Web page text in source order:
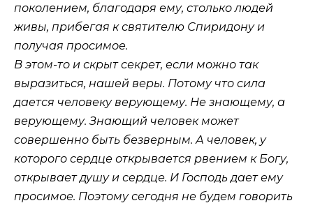
поколением, благодаря ему, столько людей
живы, прибегая к святителю Спиридону и
получая просимое.
В этом-то и скрыт секрет, если можно так
выразиться, нашей веры. Потому что сила
дается человеку верующему. Не знающему, а
верующему. Знающий человек может
совершенно быть безверным. А человек, у
которого сердце открывается рвением к Богу,
открывает душу и сердце. И Господь дает ему
просимое. Поэтому сегодня не будем говорить